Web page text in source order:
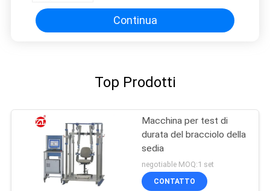
dell'ascensore
Continua
Top Prodotti
Macchina per test di
durata del bracciolo della
sedia
negotiable MOQ:1 set
CONTATTO